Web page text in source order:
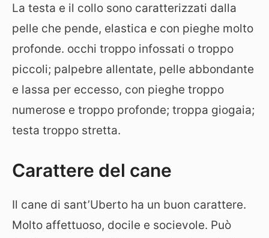
La testa e il collo sono caratterizzati dalla
pelle che pende, elastica e con pieghe molto
profonde. occhi troppo infossati o troppo
piccoli; palpebre allentate, pelle abbondante
e lassa per eccesso, con pieghe troppo
numerose e troppo profonde; troppa giogaia;
testa troppo stretta.
Carattere del cane
Il cane di sant’Uberto ha un buon carattere.
Molto affettuoso, docile e socievole. Può